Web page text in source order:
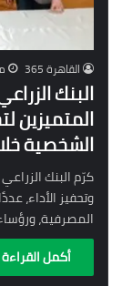
القاهرة 365
البنك
المتميزين
الشخصية خلال
كرّم البنك
وتحفيز الأداء،
المصرفية،
أكمل